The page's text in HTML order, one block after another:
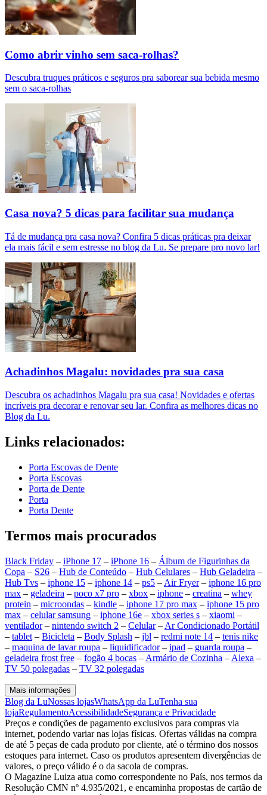
Como abrir vinho sem saca-rolhas?
Descubra truques práticos e seguros pra saborear sua bebida mesmo
sem o saca-rolhas
Casa nova? 5 dicas para facilitar sua mudança
Tá de mudança pra casa nova? Confira 5 dicas práticas pra deixar
ela mais fácil e sem estresse no blog da Lu. Se prepare pro novo lar!
Achadinhos Magalu: novidades pra sua casa
Descubra os achadinhos Magalu pra sua casa! Novidades e ofertas
incríveis pra decorar e renovar seu lar. Confira as melhores dicas no
Blog da Lu.
Links relacionados:
Porta Escovas de Dente
Porta Escovas
Porta de Dente
Porta
Porta Dente
Termos mais procurados
Black Friday – iPhone 17 – iPhone 16 – Álbum de Figurinhas da
Copa – S26 – Hub de Conteúdo – Hub Celulares – Hub Geladeira –
Hub Tvs – iphone 15 – iphone 14 – ps5 – Air Fryer– iphone 16 pro
max – geladeira – poco x7 pro – xbox – iphone – creatina – whey
protein – microondas – kindle – iphone 17 pro max – iphone 15 pro
max – celular samsung – iphone 16e – xbox series s – xiaomi –
ventilador– nintendo switch 2 – Celular– Ar Condicionado Portátil
– tablet – Bicicleta – Body Splash – jbl – redmi note 14 – tenis nike
– maquina de lavar roupa – liquidificador– ipad – guarda roupa –
geladeira frost free – fogão 4 bocas – Armário de Cozinha – Alexa –
TV 50 polegadas – TV 32 polegadas
Mais informações
Blog da LuNossas lojasWhatsApp da LuTenha sua
lojaRegulamentoAcessibilidadeSegurança e Privacidade
Preços e condições de pagamento exclusivos para compras via
internet, podendo variar nas lojas físicas. Ofertas válidas na compra
de até 5 peças de cada produto por cliente, até o término dos nossos
estoques para internet. Caso os produtos apresentem divergências de
valores, o preço válido é o da sacola de compras.
O Magazine Luiza atua como correspondente no País, nos termos da
Resolução CMN nº 4.935/2021, e encaminha propostas de cartão de